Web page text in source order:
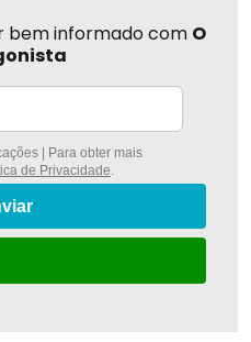
bem informado com O
| Para obter mais
de Privacidade.